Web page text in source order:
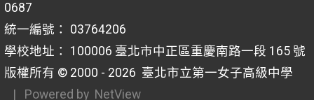
0687
統一編號： 03764206
學校地址： 100006 臺北市中正區重慶南路一段 165 號
版權所有 © 2000 - 2026 臺北市立第一女子高級中學
| Powered by NetView